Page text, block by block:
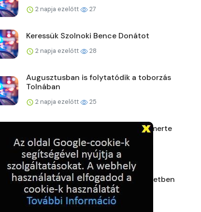
2 napja ezelőtt 27
Keressük Szolnoki Bence Donátot
2 napja ezelőtt 28
Augusztusban is folytatódik a toborzás
Tolnában
2 napja ezelőtt 25
A kamera rögzítette, a rendőr felismerte
2 napja ezelőtt 30
Kiürítés és lezárás az I. és a XI. kerületben
2 napja ezelőtt 30